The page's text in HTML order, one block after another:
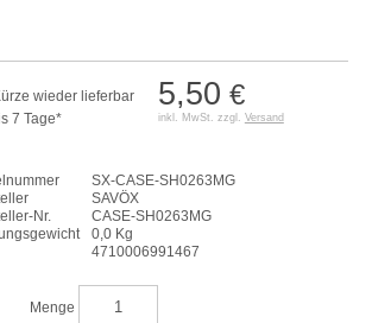
5,50 €
inkl. MwSt. zzgl. Versand
wieder lieferbar
7 Tage*
SX-CASE-SH0263MG
SAVÖX
Nr.
CASE-SH0263MG
0,0 Kg
4710006991467
Menge